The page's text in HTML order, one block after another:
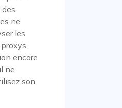
ne
les
encore
ne
son